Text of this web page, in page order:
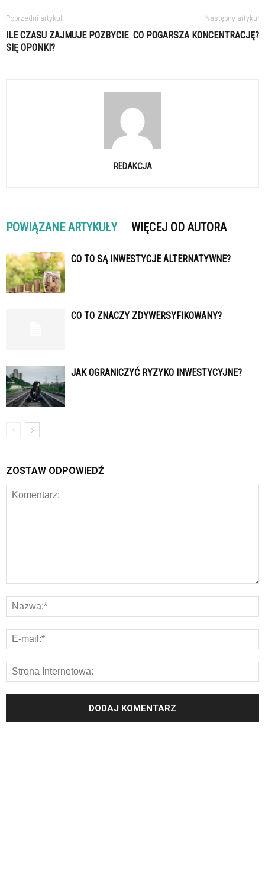
Poprzedni artykuł
ILE CZASU ZAJMUJE POZBYCIE
SIĘ OPONKI?
Następny artykuł
CO POGARSZA KONCENTRACJĘ?
REDAKCJA
POWIĄZANE ARTYKUŁY WIĘCEJ OD AUTORA
CO TO SĄ INWESTYCJE ALTERNATYWNE?
CO TO ZNACZY ZDYWERSYFIKOWANY?
JAK OGRANICZYĆ RYZYKO INWESTYCYJNE?
ZOSTAW ODPOWIEDŹ